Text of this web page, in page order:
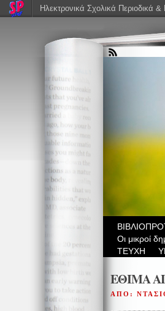
Οι μικροί
ΤΕΥΧΗ
ΕΘΙΜΑ
ΑΠΟ:
Ηλεκτρονικά Σχολικά Περιοδικά &